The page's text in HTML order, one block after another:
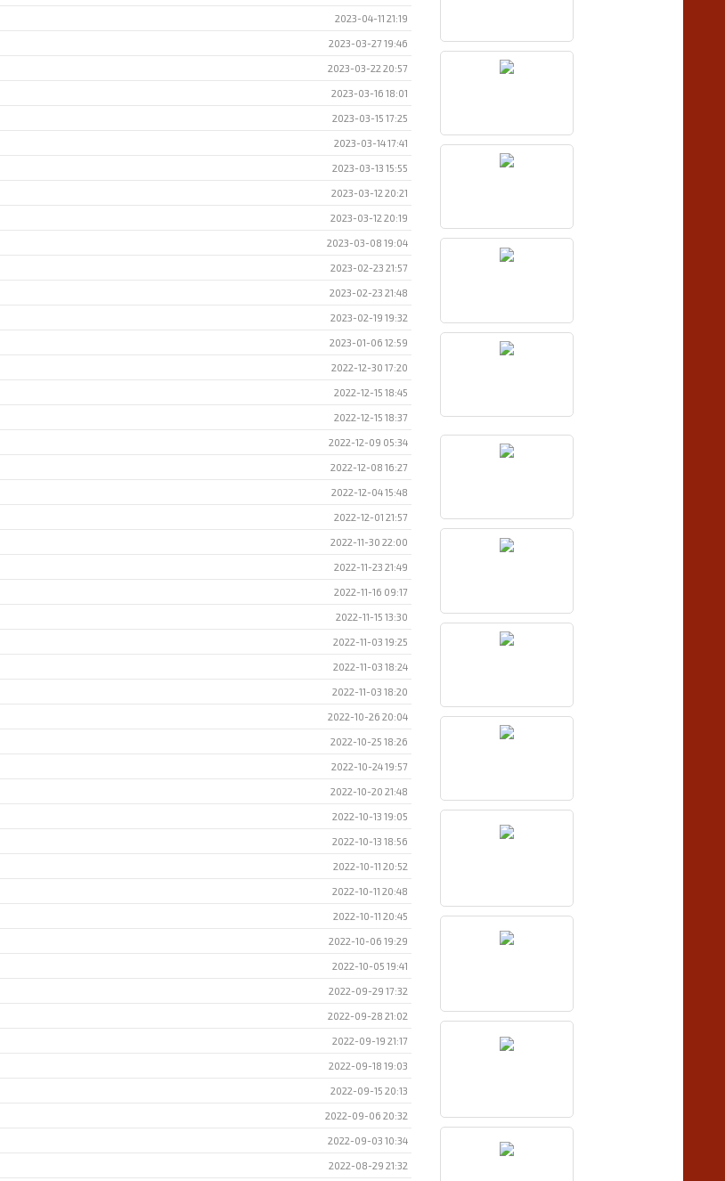
2023-04-11 21:19
2023-03-27 19:46
2023-03-22 20:57
2023-03-16 18:01
2023-03-15 17:25
2023-03-14 17:41
2023-03-13 15:55
2023-03-12 20:21
2023-03-12 20:19
2023-03-08 19:04
2023-02-23 21:57
2023-02-23 21:48
2023-02-19 19:32
2023-01-06 12:59
2022-12-30 17:20
2022-12-15 18:45
2022-12-15 18:37
2022-12-09 05:34
2022-12-08 16:27
2022-12-04 15:48
2022-12-01 21:57
2022-11-30 22:00
2022-11-23 21:49
2022-11-16 09:17
2022-11-15 13:30
2022-11-03 19:25
2022-11-03 18:24
2022-11-03 18:20
2022-10-26 20:04
2022-10-25 18:26
2022-10-24 19:57
2022-10-20 21:48
2022-10-13 19:05
2022-10-13 18:56
2022-10-11 20:52
2022-10-11 20:48
2022-10-11 20:45
2022-10-06 19:29
2022-10-05 19:41
2022-09-29 17:32
2022-09-28 21:02
2022-09-19 21:17
2022-09-18 19:03
2022-09-15 20:13
2022-09-06 20:32
2022-09-03 10:34
2022-08-29 21:32